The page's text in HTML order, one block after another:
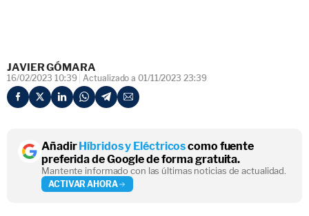
JAVIER GÓMARA
16/02/2023 10:39 Actualizado a 01/11/2023 23:39
AñadirHíbridos y Eléctricoscomo fuente
preferida de Google de forma gratuita.
Mantente informado con las últimas noticias de actualidad.
ACTIVAR AHORA